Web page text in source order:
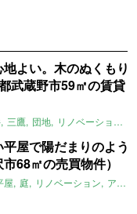
よい。木のぬくもり
武蔵野市59㎡の賃貸
三鷹 団地 リノベーション
屋で陽だまりのよう
68㎡の売買物件）
屋 庭 リノベーション アメリカンハウス